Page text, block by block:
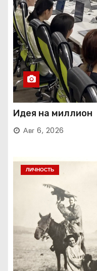
Идея на миллион
Авг 6, 2026
ЛИЧНОСТЬ